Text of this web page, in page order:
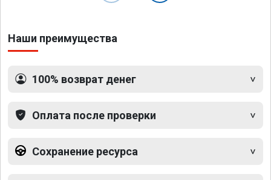
Наши преимущества
100% возврат денег
Оплата после проверки
Сохранение ресурса